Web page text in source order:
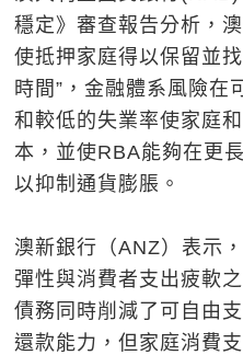
穩定》審查報告分析，
使抵押家庭得以保留並
時間”，金融體系風險在
和較低的失業率使家庭
本，並使RBA能夠在更
以抑制通貨膨脹。
澳新銀行（ANZ）表示
彈性與消費者支出疲軟
債務同時削減了可自由
還款能力，但家庭消費